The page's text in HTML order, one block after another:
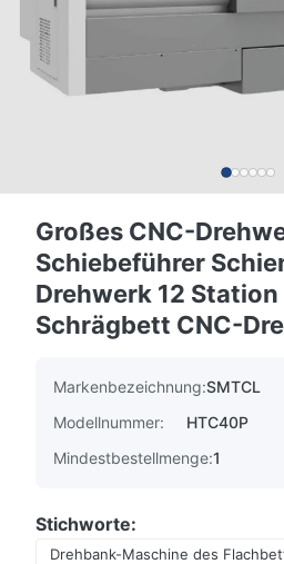
Großes CNC-
Schiebeführer
Drehwerk 12 Station
Schrägbett CNC-
Markenbezeichnung:SMTCL
Modellnummer:
HTC40P
Mindestbestellmenge:1
Stichworte:
Drehbank-Maschine des